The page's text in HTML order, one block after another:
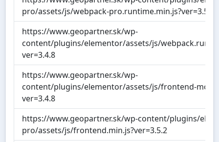
pro/assets/js/webpack-pro.runtime.min.js?ver=3.5.2
https://www.geopartner.sk/wp-
content/plugins/elementor/assets/js/
ver=3.4.8
https://www.geopartner.sk/wp-
content/plugins/elementor/assets/js/frontend-
ver=3.4.8
https://www.geopartner.sk/wp-content/plugins/
pro/assets/js/frontend.min.js?ver=3.5.2